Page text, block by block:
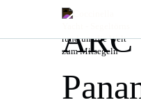
ARC